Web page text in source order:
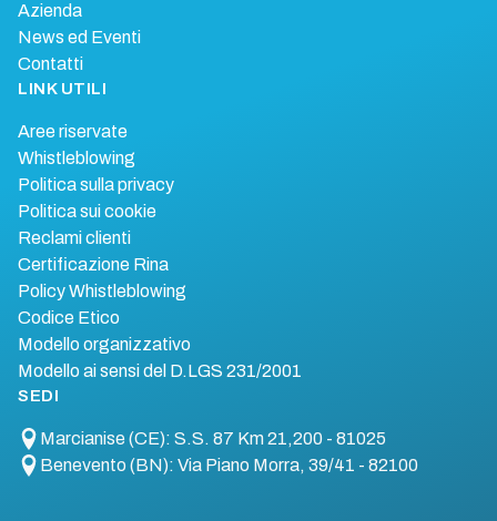
Azienda
News ed Eventi
Contatti
LINK UTILI
Aree riservate
Whistleblowing
Politica sulla privacy
Politica sui cookie
Reclami clienti
Certificazione Rina
Policy Whistleblowing
Codice Etico
Modello organizzativo
Modello ai sensi del D.LGS 231/2001
SEDI
Marcianise (CE): S.S. 87 Km 21,200 - 81025
Benevento (BN): Via Piano Morra, 39/41 - 82100